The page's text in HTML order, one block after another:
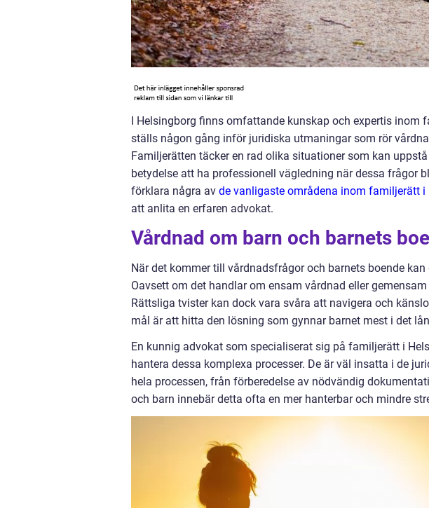
I Helsingborg finns omfattande kunskap och expertis inom
ställs någon gång inför juridiska utmaningar som rör
Familjerätten täcker en rad olika situationer som kan
betydelse att ha professionell vägledning när dessa frågor
förklara några av de vanligaste områdena inom familjerätt i
att anlita en erfaren advokat.
Vårdnad om barn och barnets
När det kommer till vårdnadsfrågor och barnets boende
Oavsett om det handlar om ensam vårdnad eller
Rättsliga tvister kan dock vara svåra att navigera och
mål är att hitta den lösning som gynnar barnet mest i det
En kunnig advokat som specialiserat sig på familjerätt i
hantera dessa komplexa processer. De är väl insatta i de
hela processen, från förberedelse av nödvändig
och barn innebär detta ofta en mer hanterbar och mindre